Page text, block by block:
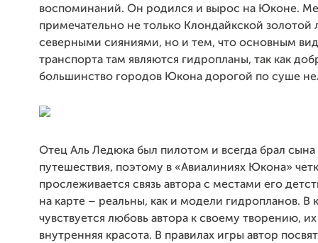
воспоминаний. Он родился и вырос на Юконе.
примечательно не только Клондайкской золотой
северными сияниями, но и тем, что основным
транспорта там являются гидропланы, так как
большинство городов Юкона дорогой по суше
Отец Аль Ледюка был пилотом и всегда брал сына
путешествия, поэтому в «Авиалиниях Юкона»
прослеживается связь автора с местами его
на карте – реальны, как и модели гидропланов. В
чувствуется любовь автора к своему творению,
внутренняя красота. В правилах игры автор